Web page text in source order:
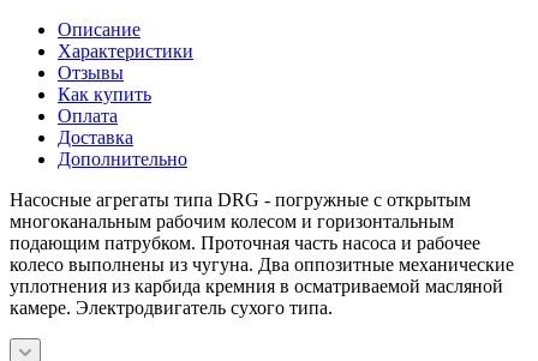
Описание
Характеристики
Отзывы
Как купить
Оплата
Доставка
Дополнительно
Насосные агрегаты типа DRG - погружные с открытым
многоканальным рабочим колесом и горизонтальным
подающим патрубком. Проточная часть насоса и рабочее
колесо выполнены из чугуна. Два оппозитные механические
уплотнения из карбида кремния в осматриваемой масляной
камере. Электродвигатель сухого типа.